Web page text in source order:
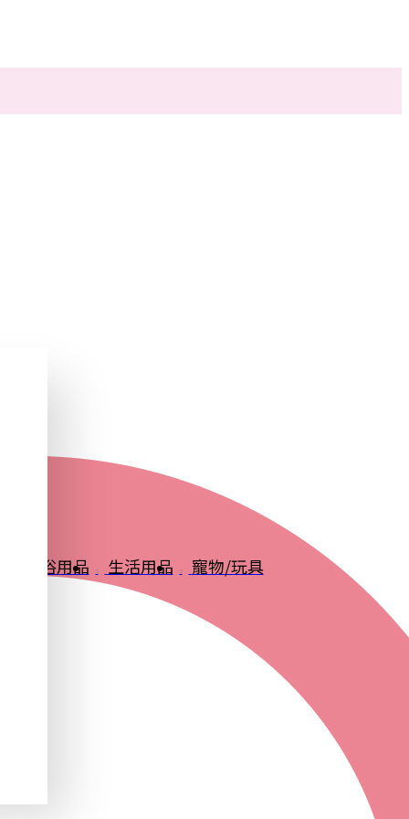
衛浴用品 生活用品 寵物/玩具